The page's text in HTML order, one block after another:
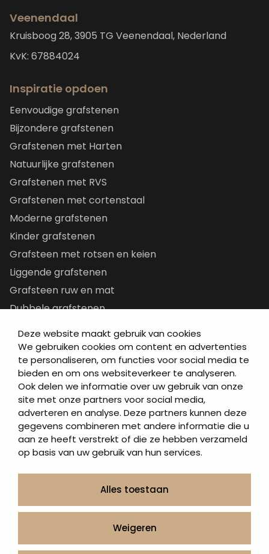
Deze website maakt gebruik van cookies
We gebruiken cookies om content en advertenties
te personaliseren, om functies voor social media te
bieden en om ons websiteverkeer te analyseren.
Ook delen we informatie over uw gebruik van onze
site met onze partners voor social media,
adverteren en analyse. Deze partners kunnen deze
gegevens combineren met andere informatie die u
aan ze heeft verstrekt of die ze hebben verzameld
op basis van uw gebruik van hun services.
Alles toestaan
Weigeren
Veenendaal
Kruisboog 28, 3905 TG Veenendaal, Nederland
KvK: 67884024
Inspiratie opdoen
Eenvoudige grafstenen
Bijzondere grafstenen
Grafstenen met Harten
Natuurlijke grafstenen
Grafstenen met RVS
Grafstenen met cortenstaal
Moderne grafstenen
Kinder grafstenen
Grafsteen met rotsen en keien
Liggende grafstenen
Grafsteen ruw en mat
Dubbele grafstenen
Letterplaten
Grafzerken kopen
Direct naar
Grafstenen
As artikelen
Urngrafmonumenten
Informatie
Contact
Onze werkwijze